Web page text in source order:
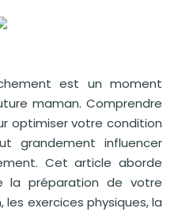
est un moment
maman. Comprendre
optimiser votre condition
grandement influencer
Cet article aborde
la préparation de votre
exercices physiques, la